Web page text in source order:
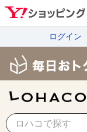
ログイン